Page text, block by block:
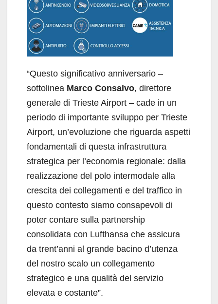
“Questo significativo anniversario –
sottolinea Marco Consalvo, direttore
generale di Trieste Airport – cade in un
periodo di importante sviluppo per Trieste
Airport, un’evoluzione che riguarda aspetti
fondamentali di questa infrastruttura
strategica per l’economia regionale: dalla
realizzazione del polo intermodale alla
crescita dei collegamenti e del traffico in
questo contesto siamo consapevoli di
poter contare sulla partnership
consolidata con Lufthansa che assicura
da trent’anni al grande bacino d’utenza
del nostro scalo un collegamento
strategico e una qualità del servizio
elevata e costante”.